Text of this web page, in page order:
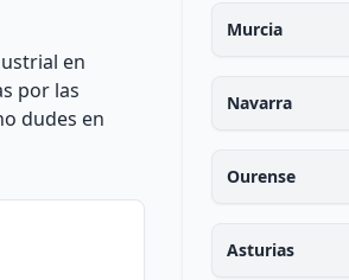
en
por las
dudes en
Murcia
Navarra
Ourense
Asturias